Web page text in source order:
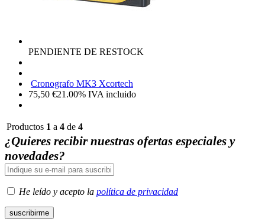
PENDIENTE DE RESTOCK
Cronografo MK3 Xcortech
75,50 €21.00% IVA incluido
Productos 1 a 4 de 4
¿Quieres recibir nuestras ofertas especiales y
novedades?
He leído y acepto la política de privacidad